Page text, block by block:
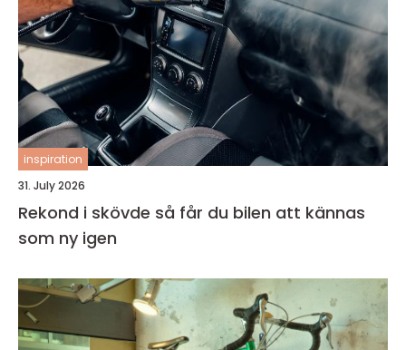
inspiration
31. July 2026
Rekond i skövde så får du bilen att kännas
som ny igen